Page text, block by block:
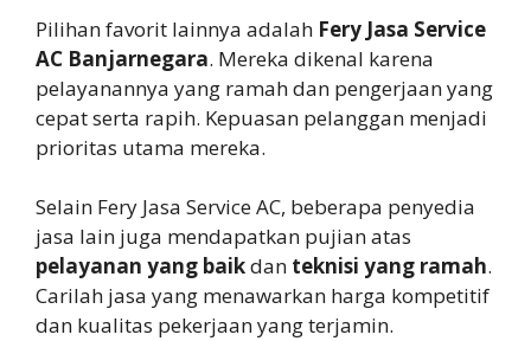
Pilihan favorit lainnya adalah Fery Jasa Service
AC Banjarnegara. Mereka dikenal karena
pelayanannya yang ramah dan pengerjaan yang
cepat serta rapih. Kepuasan pelanggan menjadi
prioritas utama mereka.
Selain Fery Jasa Service AC, beberapa penyedia
jasa lain juga mendapatkan pujian atas
pelayanan yang baikdan teknisi yang ramah.
Carilah jasa yang menawarkan harga kompetitif
dan kualitas pekerjaan yang terjamin.